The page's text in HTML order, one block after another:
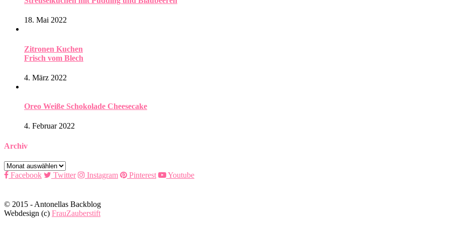
18. Mai 2022
Zitronen Kuchen
Frisch vom Blech
4. März 2022
Oreo Weiße Schokolade Cheesecake
4. Februar 2022
Archiv
Archiv
Facebook
Twitter Instagram Pinterest Youtube
© 2015 - Antonellas Backblog
Webdesign (c) FrauZauberstift